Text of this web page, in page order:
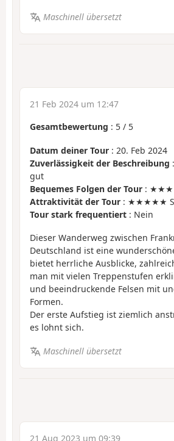
Maschinell übersetzt
21 Feb 2024 um 12:47
Gesamtbewertung : 5 / 5
Datum deiner Tour : 20. Feb 2024
Zuverlässigkeit der Beschreibung
gut
Bequemes Folgen der Tour :
Attraktivität der Tour : ★★★★★
Tour stark frequentiert : Nein
Dieser Wanderweg zwischen
Deutschland ist eine
bietet herrliche Ausblicke,
man mit vielen Treppenstufen
und beeindruckende Felsen mit
Formen.
Der erste Aufstieg ist ziemlich
es lohnt sich.
Maschinell übersetzt
21 Aug 2023 um 09:39